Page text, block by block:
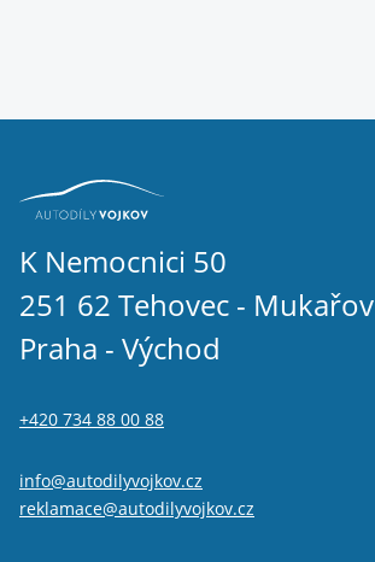
K Nemocnici 50
251 62 Tehovec - Mukařov
Praha - Východ
+420 734 88 00 88
info@autodilyvojkov.cz
reklamace@autodilyvojkov.cz